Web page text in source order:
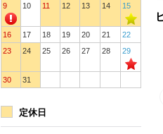
9 10 11 12 13 14 15
16 17 18 19 20 21
22
23
24 25 26 27 28 29
30 31
定休日